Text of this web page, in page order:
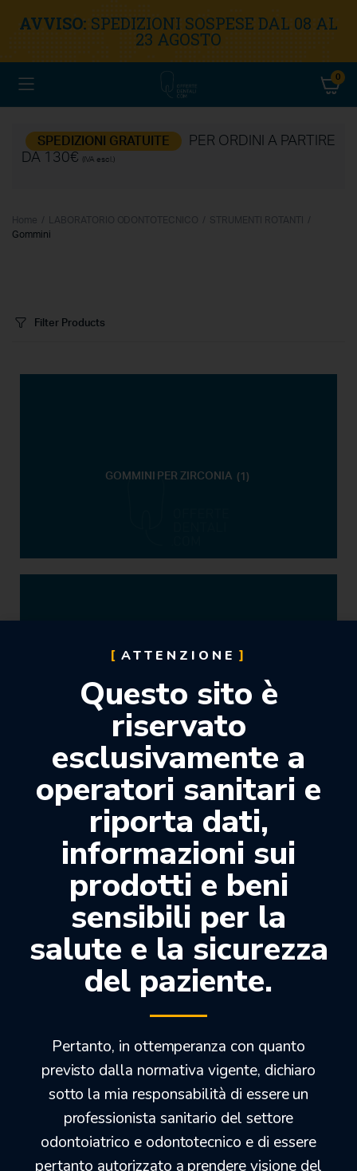
AVVISO: SPEDIZIONI SOSPESE DAL 08 AL
23 AGOSTO
0
SPEDIZIONI GRATUITE
PER ORDINI A PARTIRE
DA 130€
(IVA escl.)
Home LABORATORIO ODONTOTECNICO
STRUMENTI ROTANTI
Gommini
Filter Products
GOMMINI PER ZIRCONIA (1)
GOMMINI PER METALLI (4)
GOMMINI PER RESINA (5)
ATTENZIONE
Questo sito è
riservato
esclusivamente a
operatori sanitari e
riporta dati,
informazioni sui
prodotti e beni
sensibili per la
salute e la sicurezza
del paziente.
Pertanto, in ottemperanza con quanto
previsto dalla normativa vigente, dichiaro
sotto la mia responsabilità di essere un
professionista sanitario del settore
odontoiatrico e odontotecnico e di essere
pertanto autorizzato a prendere visione del